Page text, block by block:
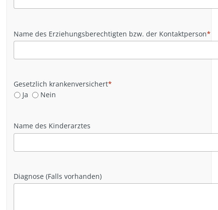
Name des Erziehungsberechtigten bzw. der Kontaktperson*
Gesetzlich krankenversichert*
Ja
Nein
Name des Kinderarztes
Diagnose (Falls vorhanden)